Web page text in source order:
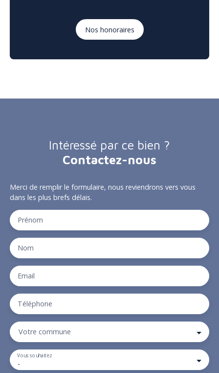
Nos honoraires
Intéressé par ce bien ?
Contactez-nous
Merci de remplir le formulaire, nous reviendrons vers vous
dans les plus brefs délais.
Prénom
Nom
Email
Téléphone
Votre commune
-
Vous souhaitez